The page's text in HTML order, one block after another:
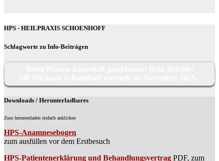
HPS - HEILPRAXIS SCHOENHOFF
Schlagworte zu Info-Beiträgen
Downloads / Herunterladbares
Zum herunterladen einfach anklicken
HPS-Anamnesebogen
zum ausfüllen vor dem Erstbesuch
HPS-Patientenerklärung und Behandlungsvertrag PDF, zum